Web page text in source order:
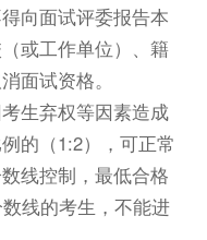
向面试评委报告本
或工作单位）、籍
面试资格。
生弃权等因素造成
的（1:2），可正常
线控制，最低合格
线的考生，不能进